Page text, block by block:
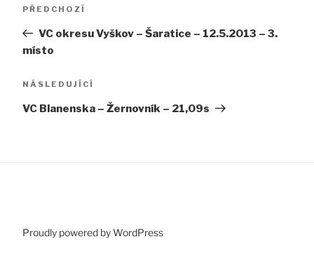
příspěvek
Předchozí
PŘEDCHOZÍ
VC okresu Vyškov – Šaratice – 12.5.2013 – 3.
místo
Následující
NÁSLEDUJÍCÍ
VC Blanenska – Žernovník – 21,09s
Proudly powered by WordPress